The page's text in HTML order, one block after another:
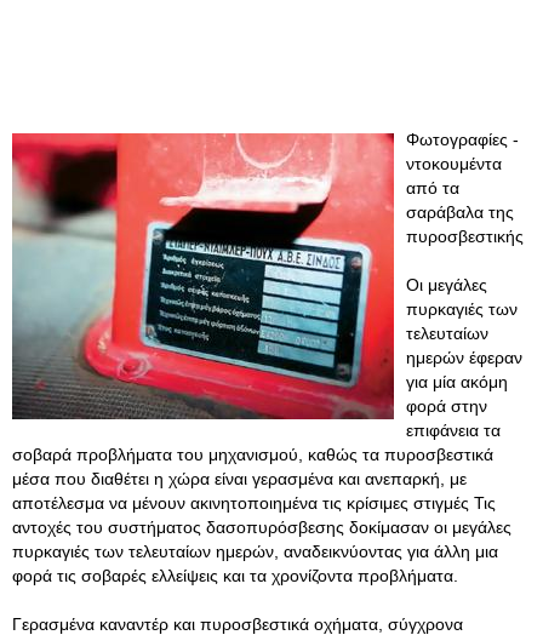
Φωτογραφίες -
ντοκουμέντα
από τα
σαράβαλα της
πυροσβεστικής
Οι μεγάλες
πυρκαγιές των
τελευταίων
ημερών έφεραν
για μία ακόμη
φορά στην
επιφάνεια τα
σοβαρά προβλήματα του μηχανισμού, καθώς τα πυροσβεστικά
μέσα που διαθέτει η χώρα είναι γερασμένα και ανεπαρκή, με
αποτέλεσμα να μένουν ακινητοποιημένα τις κρίσιμες στιγμές Τις
αντοχές του συστήματος δασοπυρόσβεσης δοκίμασαν οι μεγάλες
πυρκαγιές των τελευταίων ημερών, αναδεικνύοντας για άλλη μια
φορά τις σοβαρές ελλείψεις και τα χρονίζοντα προβλήματα.
Γερασμένα καναντέρ και πυροσβεστικά οχήματα, σύγχρονα